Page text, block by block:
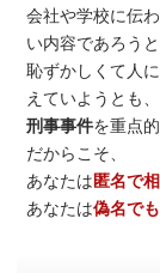
会社や学校に伝
い内容であろうと
恥ずかしくて人
えていようとも、
刑事事件を重点
だからこそ、
あなたは匿名で
あなたは偽名で